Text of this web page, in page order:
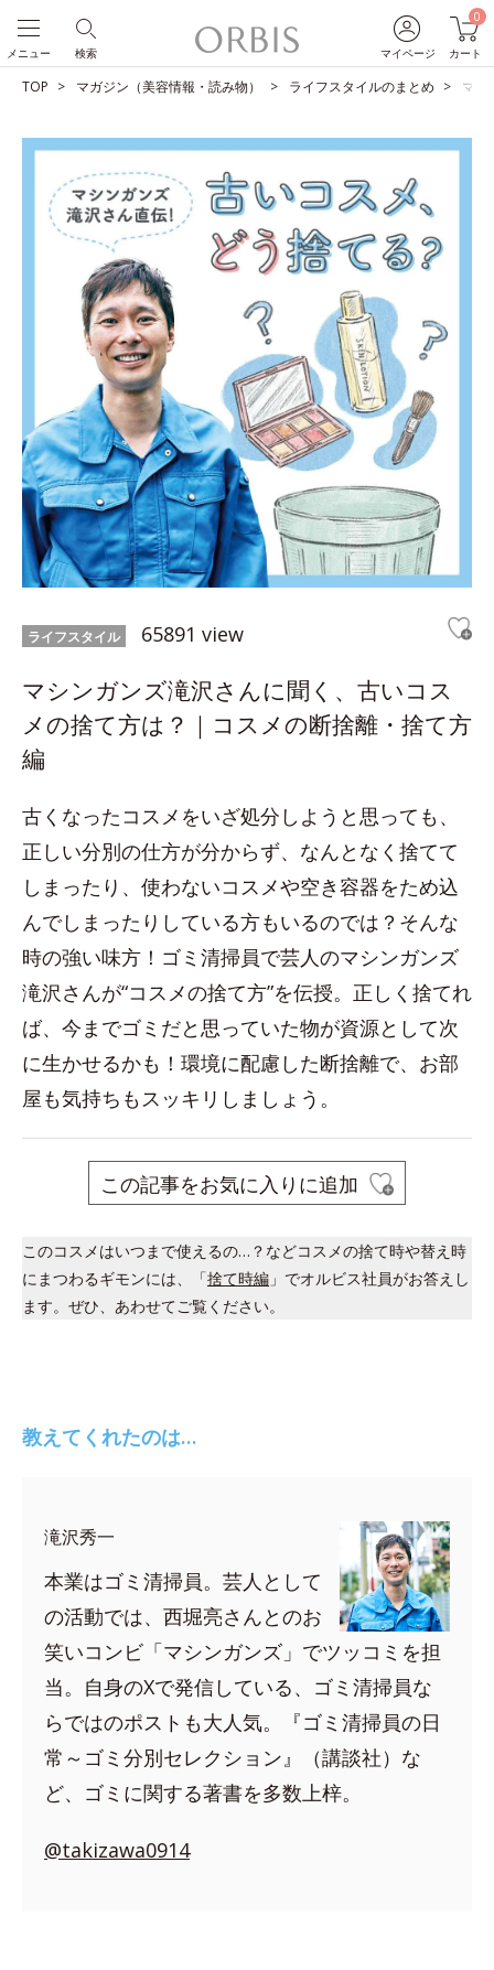
マイページ
0
カート
検索
メニュー
TOP マガジン（美容情報・読み物） ライフスタイルのまとめ マシ
ライフスタイル 65891 view
マシンガンズ滝沢さんに聞く、古いコス
メの捨て方は？｜コスメの断捨離・捨て方
編
古くなったコスメをいざ処分しようと思っても、
正しい分別の仕方が分からず、なんとなく捨てて
しまったり、使わないコスメや空き容器をため込
んでしまったりしている方もいるのでは？そんな
時の強い味方！ゴミ清掃員で芸人のマシンガンズ
滝沢さんが“コスメの捨て方”を伝授。正しく捨てれ
ば、今までゴミだと思っていた物が資源として次
に生かせるかも！環境に配慮した断捨離で、お部
屋も気持ちもスッキリしましょう。
この記事をお気に入りに追加
このコスメはいつまで使えるの…？などコスメの捨て時や替え時
にまつわるギモンには、「捨て時編 」でオルビス社員がお答えし
ます。ぜひ、あわせてご覧ください。
教えてくれたのは…
滝沢秀一
本業はゴミ清掃員。芸人として
の活動では、西堀亮さんとのお
笑いコンビ「マシンガンズ」でツッコミを担
当。自身のXで発信している、ゴミ清掃員な
らではのポストも大人気。『ゴミ清掃員の日
常～ゴミ分別セレクション』（講談社）な
ど、ゴミに関する著書を多数上梓。
@takizawa0914